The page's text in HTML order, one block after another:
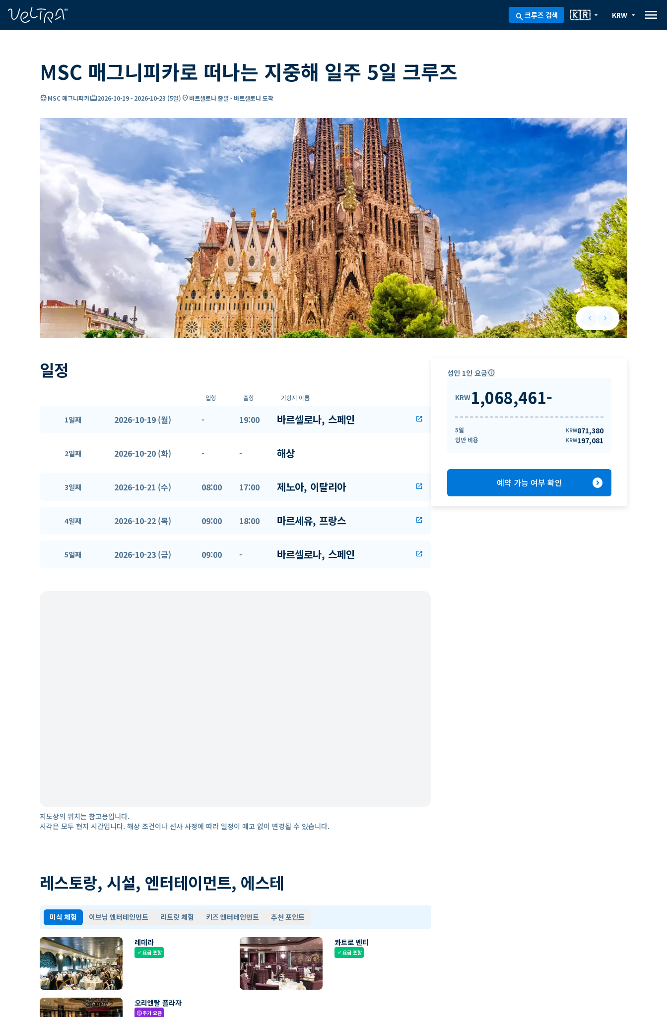
search크루즈 검색 arrow_drop_down
🇰🇷 arrow_drop_down
KRW menu
MSC 매그니피카로 떠나는 지중해 일주 5일 크루즈
directions_boatMSC 매그니피카card_travel2026-10-19- 2026-10-23 (5일) location_on바르셀로나 출발 - 바르셀로나 도착
keyboard_arrow_leftPrevious slide
keyboard_arrow_rightNext slide
일정
입항 출항 기항지 이름
1일째 2026-10-19 (월) - 19:00 바르셀로나, 스페인 open_in_new
2일째 2026-10-20 (화) - - 해상
3일째 2026-10-21 (수) 08:00 17:00 제노아, 이탈리아 open_in_new
4일째 2026-10-22 (목) 09:00 18:00 마르세유, 프랑스 open_in_new
5일째 2026-10-23 (금) 09:00 - 바르셀로나, 스페인 open_in_new
지도상의 위치는 참고용입니다.
시각은 모두 현지 시간입니다. 해상 조건이나 선사 사정에 따라 일정이 예고 없이 변경될 수 있습니다.
레스토랑, 시설, 엔터테이먼트, 에스테
미식 체험 이브닝 엔터테인먼트 리트릿 체험 키즈 엔터테인먼트 추천 포인트
레데라
check요금 포함
콰트로 벤티
check요금 포함
오리엔탈 플라자
paid추가 요금
성인 1인 요금info
KRW1,068,461-
5일 KRW871,380
항만 비용 KRW197,081
예약 가능 여부 확인 expand_circle_right